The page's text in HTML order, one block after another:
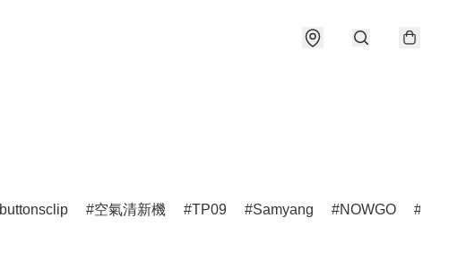
buttonsclip 空氣清新機 TP09 Samyang NOWGO